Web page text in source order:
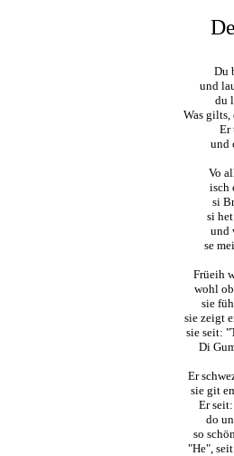
Du
und
du
Was
Er
und
Vo
isch
si
si
und
se
Früeih
wohl
sie
sie zeigt
sie seit:
Di
Er
sie git
Er
do
so
"He",